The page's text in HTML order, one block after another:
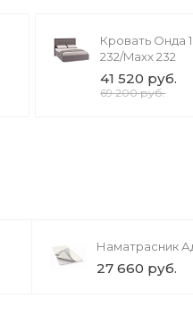
Кровать Онда
232/Maxx 232
41 520 руб.
69 200 руб.
Наматрасник
27 660 руб.